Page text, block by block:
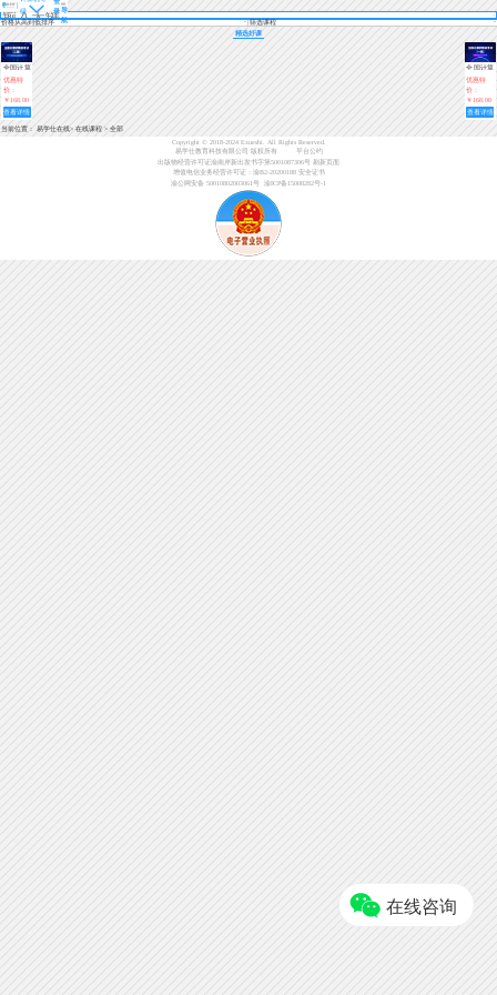
级
登
录导
航
价格从高到低排序
筛选课程
精选好课
全国计算
机等级考
试二级
（MS
Office高
级应用）
优惠特
价：
￥168.00
查看详情
全国计算
机等级考
试一级
（计算机
基础及
MS
优惠特
价：
￥168.00
查看详情
当前位置：易学仕在线> 在线课程 > 全部
Copyright © 2018-2024 Exueshi. All Rights Reserved.
易学仕教育科技有限公司 版权所有
平台公约
出版物经营许可证渝南岸新出发书字第5001087306号
刷新页面
增值电信业务经营许可证：渝B2-20200188 安全证书
渝公网安备 50010802003061号
渝ICP备15008282号-1